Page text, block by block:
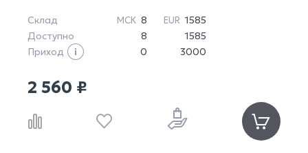
Склад МСК 8 EUR 1585
Доступно
8
1585
Приход
0 3000
2 560 ₽